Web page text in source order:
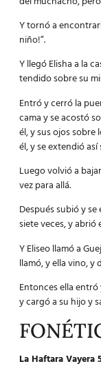
Y tornó a
niño!”.
Y llegó Elisha a la
tendido sobre su
Entró y cerró la
cama y se acostó
él, y sus ojos sobre
él, y se extendió
Luego volvió a
vez para allá.
Después subió y
siete veces, y abrió
Y Eliseo llamó a
llamó, y ella vino, y
Entonces ella
y cargó a su hijo y
La Haftara Vayera